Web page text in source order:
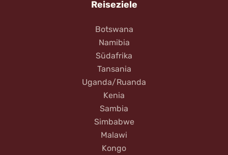
Reiseziele
Botswana
Namibia
Südafrika
Tansania
Uganda/Ruanda
Kenia
Sambia
Simbabwe
Malawi
Kongo